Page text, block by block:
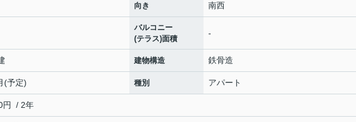
向き 南西
バルコニー
(テラス)面積
-
建物構造 鉄骨造
(予定) 種別 アパート
円 / 2年